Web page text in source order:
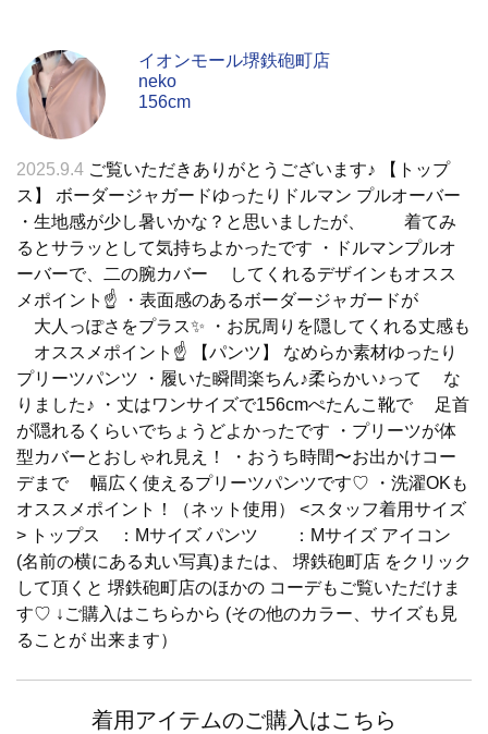
イオンモール堺鉄砲町店
neko
156cm
2025.9.4 ご覧いただきありがとうございます♪ 【トップ
ス】 ボーダージャガードゆったりドルマン プルオーバー
・生地感が少し暑いかな？と思いましたが、 着てみ
るとサラッとして気持ちよかったです ・ドルマンプルオ
ーバーで、二の腕カバー してくれるデザインもオスス
メポイント☝ ・表面感のあるボーダージャガードが
大人っぽさをプラス✨ ・お尻周りを隠してくれる丈感も
オススメポイント☝ 【パンツ】 なめらか素材ゆったり
プリーツパンツ ・履いた瞬間楽ちん♪柔らかい♪って な
りました♪ ・丈はワンサイズで156cmぺたんこ靴で 足首
が隠れるくらいでちょうどよかったです ・プリーツが体
型カバーとおしゃれ見え！ ・おうち時間〜お出かけコー
デまで 幅広く使えるプリーツパンツです♡ ・洗濯OKも
オススメポイント！（ネット使用） <スタッフ着用サイズ
> トップス ：Mサイズ パンツ ：Mサイズ アイコン
(名前の横にある丸い写真)または、 堺鉄砲町店 をクリック
して頂くと 堺鉄砲町店のほかの コーデもご覧いただけま
す♡ ↓ご購入はこちらから (その他のカラー、サイズも見
ることが 出来ます）
着用アイテムのご購入はこちら